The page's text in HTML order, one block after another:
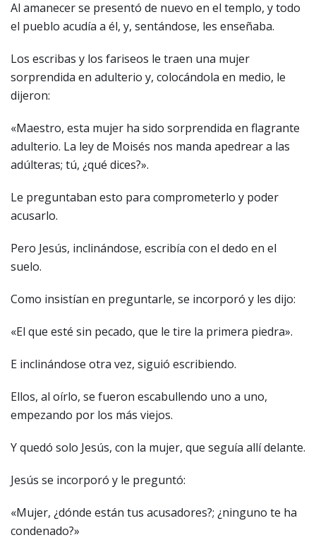
Al amanecer se presentó de nuevo en el templo, y todo
el pueblo acudía a él, y, sentándose, les enseñaba.
Los escribas y los fariseos le traen una mujer
sorprendida en adulterio y, colocándola en medio, le
dijeron:
«Maestro, esta mujer ha sido sorprendida en flagrante
adulterio. La ley de Moisés nos manda apedrear a las
adúlteras; tú, ¿qué dices?».
Le preguntaban esto para comprometerlo y poder
acusarlo.
Pero Jesús, inclinándose, escribía con el dedo en el
suelo.
Como insistían en preguntarle, se incorporó y les dijo:
«El que esté sin pecado, que le tire la primera piedra».
E inclinándose otra vez, siguió escribiendo.
Ellos, al oírlo, se fueron escabullendo uno a uno,
empezando por los más viejos.
Y quedó solo Jesús, con la mujer, que seguía allí delante.
Jesús se incorporó y le preguntó:
«Mujer, ¿dónde están tus acusadores?; ¿ninguno te ha
condenado?»